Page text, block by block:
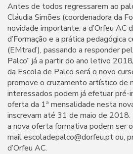
Antes de todos regressarem ao
Cláudia Simões (coordenadora da
novidade importante: a d’Orfeu AC
d’Formação e a prática pedagógica
(EMtrad’), passando a responder
Palco” já a partir do ano letivo
da Escola de Palco será o novo
promove o cruzamento artístico de
interessados podem já efetuar pré-
oferta da 1ª mensalidade nesta
inscrevam até 31 de maio de
a nova oferta formativa podem ser
mail escoladepalco@dorfeu.pt ou,
d’Orfeu AC.